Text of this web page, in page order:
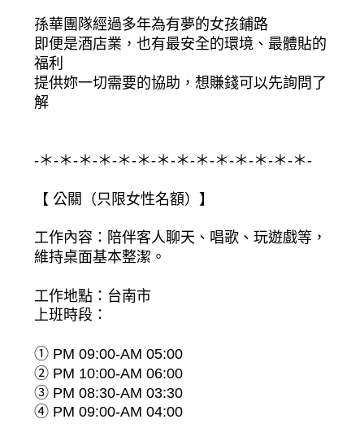
孫華團隊經過多年為有夢的女孩鋪路
即便是酒店業，也有最安全的環境、最體貼的
福利
提供妳一切需要的協助，想賺錢可以先詢問了
解
-＊-＊-＊-＊-＊-＊-＊-＊-＊-＊-＊-＊-＊-＊-
【 公關（只限女性名額）】
工作內容：陪伴客人聊天、唱歌、玩遊戲等，
維持桌面基本整潔。
工作地點：台南市
上班時段：
① PM 09:00-AM 05:00
② PM 10:00-AM 06:00
③ PM 08:30-AM 03:30
④ PM 09:00-AM 04:00